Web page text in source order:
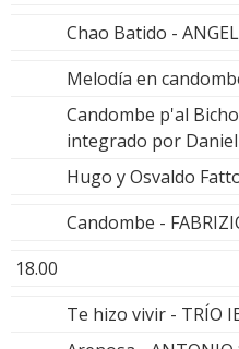
Chao Batido -
Melodía en
Candombe p'al
integrado por
Hugo y Osvaldo
Candombe -
18.00
Te hizo vivir - TRÍO